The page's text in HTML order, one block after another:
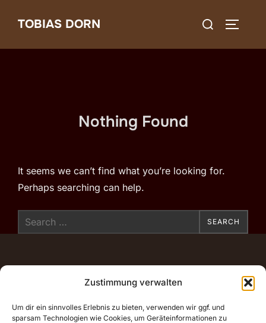
Zustimmung verwalten
Um dir ein sinnvolles Erlebnis zu bieten, verwenden wir ggf. und
sparsam Technologien wie Cookies, um Geräteinformationen zu
TOBIAS DORN
Search
Nothing Found
It seems we can’t find what you’re looking for.
Perhaps searching can help.
Search
for:
SEARCH
Motive vor 2020 (flickr.tobiasdorn.de)